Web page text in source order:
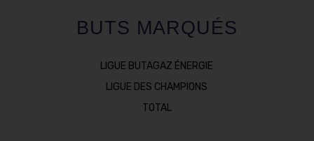
BUTS MARQUÉS
LIGUE BUTAGAZ ÉNERGIE
LIGUE DES CHAMPIONS
TOTAL